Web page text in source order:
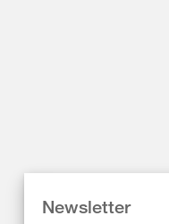
Newsletter